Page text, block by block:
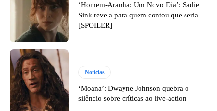
‘Homem-Aranha: Um Novo Dia’: Sadie
Sink revela para quem contou que seria
[SPOILER]
Notícias
‘Moana’: Dwayne Johnson quebra o
silêncio sobre críticas ao live-action